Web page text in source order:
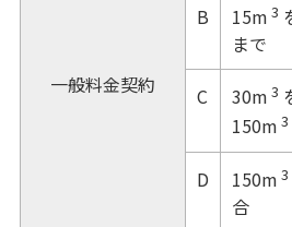
一般料金契約
B
15m 3
まで
C 30m 3
150m 3
D 150m 3
合